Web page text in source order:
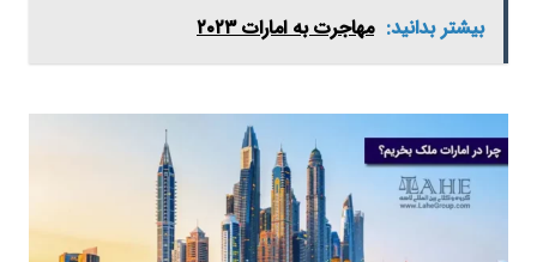
بیشتر بدانید: مهاجرت به امارات ۲۰۲۳